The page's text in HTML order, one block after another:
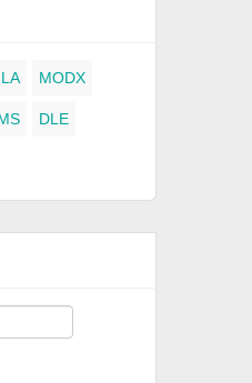
MODX
DLE